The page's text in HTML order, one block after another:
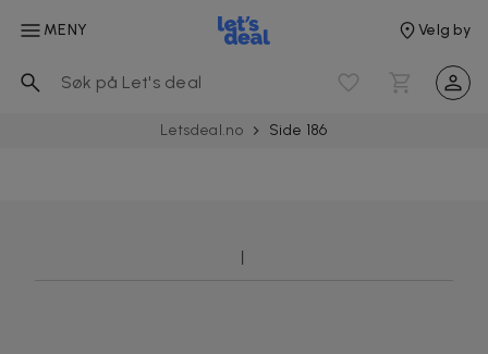
MENY Velg by
Letsdeal.no Side 186